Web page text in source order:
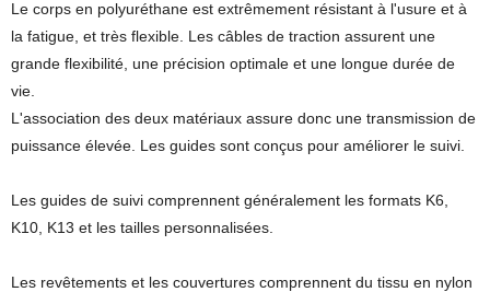
Le corps en polyuréthane est extrêmement résistant à l'usure et à
la fatigue, et très flexible. Les câbles de traction assurent une
grande flexibilité, une précision optimale et une longue durée de
vie.
L'association des deux matériaux assure donc une transmission de
puissance élevée. Les guides sont conçus pour améliorer le suivi.
Les guides de suivi comprennent généralement les formats K6,
K10, K13 et les tailles personnalisées.
Les revêtements et les couvertures comprennent du tissu en nylon